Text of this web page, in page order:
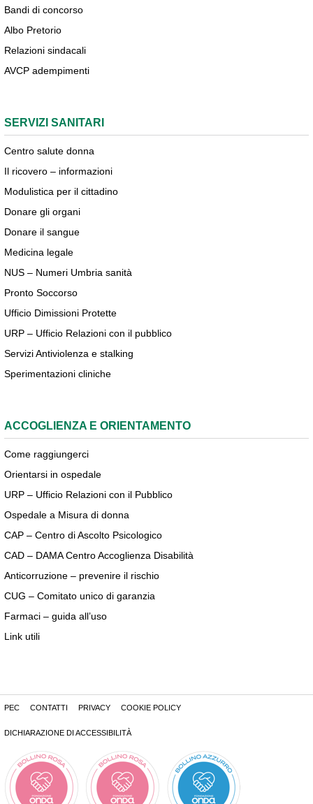
Bandi di concorso
Albo Pretorio
Relazioni sindacali
AVCP adempimenti
SERVIZI SANITARI
Centro salute donna
Il ricovero – informazioni
Modulistica per il cittadino
Donare gli organi
Donare il sangue
Medicina legale
NUS – Numeri Umbria sanità
Pronto Soccorso
Ufficio Dimissioni Protette
URP – Ufficio Relazioni con il pubblico
Servizi Antiviolenza e stalking
Sperimentazioni cliniche
ACCOGLIENZA E ORIENTAMENTO
Come raggiungerci
Orientarsi in ospedale
URP – Ufficio Relazioni con il Pubblico
Ospedale a Misura di donna
CAP – Centro di Ascolto Psicologico
CAD – DAMA Centro Accoglienza Disabilità
Anticorruzione – prevenire il rischio
CUG – Comitato unico di garanzia
Farmaci – guida all’uso
Link utili
PEC CONTATTI PRIVACY COOKIE POLICY
DICHIARAZIONE DI ACCESSIBILITÀ